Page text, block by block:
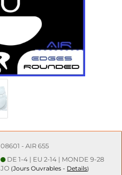
08601 - AIR 655
DE 1-4 | EU 2-14 | MONDE 9-28
JO (Jours Ouvrables - Details)